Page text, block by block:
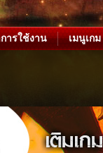
ารใช้งาน เมนูเกม